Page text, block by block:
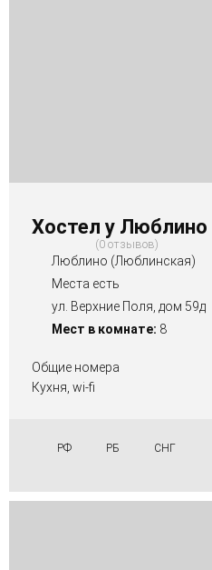
Хостел у Люблино
0 отзывов
Люблино (Люблинская)
Места есть
ул. Верхние Поля, дом 59д
Мест в комнате: 8
Общие номера
Кухня, wi-fi
РФ РБ СНГ